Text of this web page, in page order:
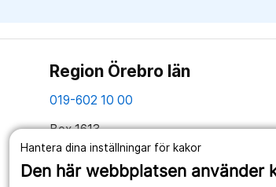
Hantera dina inställningar för kakor
Den här webbplatsen använder
Region Örebro län
019-602 10 00
Box 1613
701 16 Örebro
Tillsammans skapar vi ett bättre liv